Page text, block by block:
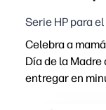
Serie HP para
Celebra a
Día de la
entregar en